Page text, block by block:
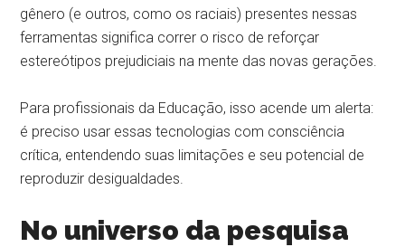
gênero (e outros, como os raciais) presentes nessas
ferramentas significa correr o risco de reforçar
estereótipos prejudiciais na mente das novas gerações.
Para profissionais da Educação, isso acende um alerta:
é preciso usar essas tecnologias com consciência
crítica, entendendo suas limitações e seu potencial de
reproduzir desigualdades.
No universo da pesquisa